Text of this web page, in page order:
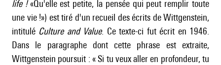
life !«Qu'elle est petite, la pensée qui peut remplir toute
une vie !») est tiré d'un recueil des écrits de Wittgenstein,
intitulé Culture and Value. Ce texte-ci fut écrit en 1946.
Dans le paragraphe dont cette phrase est extraite,
Wittgenstein poursuit : « Si tu veux aller en profondeur, tu